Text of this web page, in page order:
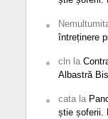
întreținere
clnla
Albastră
catala
știe șoferii.